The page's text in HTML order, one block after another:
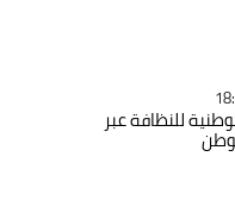
للنظافة عبر